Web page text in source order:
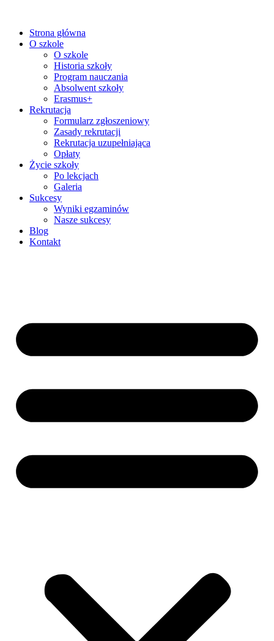
Strona główna
O szkole
O szkole
Historia szkoły
Program nauczania
Absolwent szkoły
Erasmus+
Rekrutacja
Formularz zgłoszeniowy
Zasady rekrutacji
Rekrutacja uzupełniająca
Opłaty
Życie szkoły
Po lekcjach
Galeria
Sukcesy
Wyniki egzaminów
Nasze sukcesy
Blog
Kontakt